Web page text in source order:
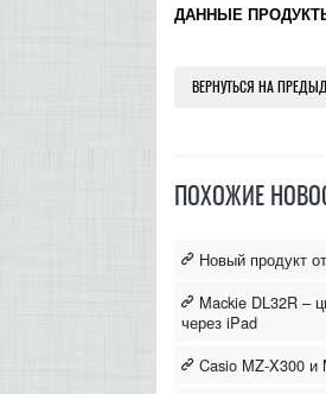
ДАННЫЕ
ВЕРНУТЬСЯ НА
ПОХОЖИЕ
Новый продукт
Mackie DL32R –
через iPad
Casio MZ-X300 и